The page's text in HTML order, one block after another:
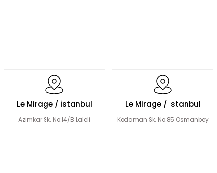
Le Mirage / İstanbul
Azimkar Sk. No:14/B Laleli
Le Mirage / İstanbul
Kodaman Sk. No:85 Osmanbey